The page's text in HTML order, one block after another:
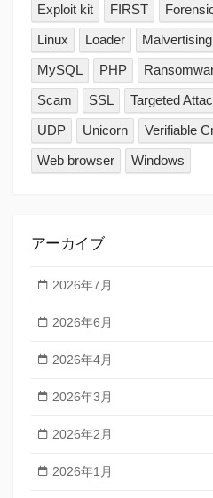
Exploit kit
FIRST
Linux
Loader Malvertising
MySQL
PHP
Scam
SSL Targeted
UDP
Unicorn Verifiable
Web browser
Windows
アーカイブ
2026年7月
2026年6月
2026年4月
2026年3月
2026年2月
2026年1月